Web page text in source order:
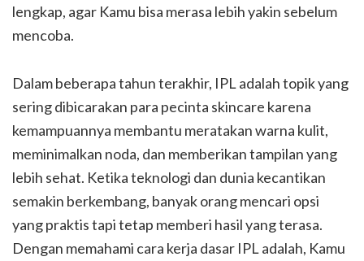
lengkap, agar Kamu bisa merasa lebih yakin sebelum
mencoba.
Dalam beberapa tahun terakhir, IPL adalah topik yang
sering dibicarakan para pecinta skincare karena
kemampuannya membantu meratakan warna kulit,
meminimalkan noda, dan memberikan tampilan yang
lebih sehat. Ketika teknologi dan dunia kecantikan
semakin berkembang, banyak orang mencari opsi
yang praktis tapi tetap memberi hasil yang terasa.
Dengan memahami cara kerja dasar IPL adalah, Kamu